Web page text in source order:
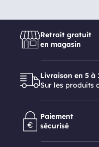
Retrait gratuit
en magasin
Livraison en 5 à
Sur les produits
Paiement
sécurisé